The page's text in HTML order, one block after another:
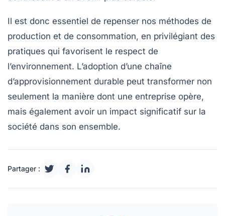
Il est donc essentiel de repenser nos méthodes de
production et de consommation, en privilégiant des
pratiques qui favorisent le respect de
l’environnement. L’adoption d’une chaîne
d’approvisionnement durable peut transformer non
seulement la manière dont une entreprise opère,
mais également avoir un impact significatif sur la
société dans son ensemble.
Partager :